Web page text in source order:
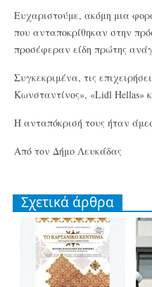
Ευχαριστούμε, ακόμη μια
που ανταποκρίθηκαν στην
προσέφεραν είδη πρώτης
Συγκεκριμένα, τις
Κωνσταντίνος», «Lidl Hellas»
Η ανταπόκρισή τους ήταν
Από τον Δήμο Λευκάδας
Σχετικά άρθρα